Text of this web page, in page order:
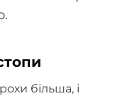
більша, і